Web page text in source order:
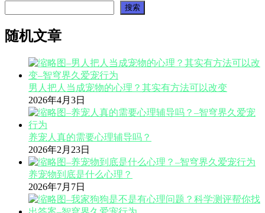
搜索
随机文章
男人把人当成宠物的心理？其实有方法可以改变
2026年4月3日
养宠人真的需要心理辅导吗？
2026年2月23日
养宠物到底是什么心理？
2026年7月7日